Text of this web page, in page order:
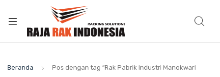
Beranda
Pos dengan tag “Rak Pabrik Industri Manokwari